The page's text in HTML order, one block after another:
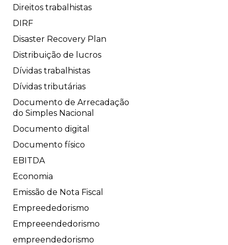
Direitos trabalhistas
DIRF
Disaster Recovery Plan
Distribuição de lucros
Dívidas trabalhistas
Dívidas tributárias
Documento de Arrecadação
do Simples Nacional
Documento digital
Documento físico
EBITDA
Economia
Emissão de Nota Fiscal
Empreededorismo
Empreeendedorismo
empreendedorismo